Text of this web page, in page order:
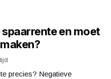
en moet
precies? Negatieve